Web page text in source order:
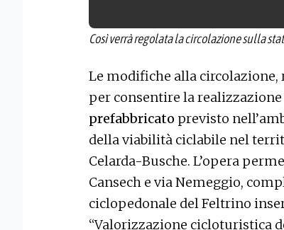
Così verrà regolata la circolazione sulla
Le modifiche alla circolazione,
per consentire la
prefabbricato previsto
della viabilità ciclabile nel
Celarda-Busche. L’opera
Cansech e via Nemeggio,
ciclopedonale del Feltrino
“Valorizzazione cicloturistica